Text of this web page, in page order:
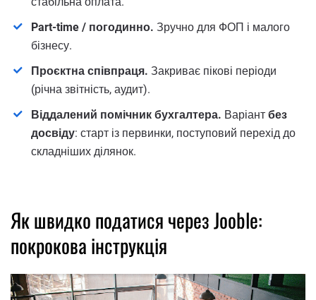
Part-time / погодинно. Зручно для ФОП і малого
бізнесу.
Проєктна співпраця. Закриває пікові періоди
(річна звітність, аудит).
Віддалений помічник бухгалтера. Варіант без
досвіду: старт із первинки, поступовий перехід до
складніших ділянок.
Як швидко податися через Jooble:
покрокова інструкція